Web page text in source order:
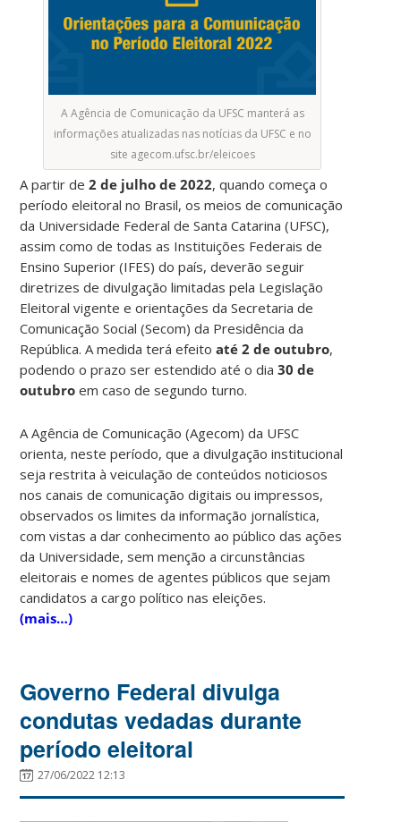
A Agência de Comunicação da UFSC manterá as
informações atualizadas nas notícias da UFSC e no
site agecom.ufsc.br/eleicoes
A partir de2 de julho de 2022, quando começa o
período eleitoral no Brasil, os meios de comunicação
da Universidade Federal de Santa Catarina (UFSC),
assim como de todas as Instituições Federais de
Ensino Superior (IFES) do país, deverão seguir
diretrizes de divulgação limitadas pela Legislação
Eleitoral vigente e orientações da Secretaria de
Comunicação Social (Secom) da Presidência da
República. A medida terá efeitoaté 2 de outubro,
podendo o prazo ser estendido até o dia30 de
outubro em caso de segundo turno.
A Agência de Comunicação (Agecom) da UFSC
orienta, neste período, que a divulgação institucional
seja restrita à veiculação de conteúdos noticiosos
nos canais de comunicação digitais ou impressos,
observados os limites da informação jornalística,
com vistas a dar conhecimento ao público das ações
da Universidade, sem menção a circunstâncias
eleitorais e nomes de agentes públicos que sejam
candidatos a cargo político nas eleições.
(mais…)
Governo Federal divulga
condutas vedadas durante
período eleitoral
27/06/2022 12:13